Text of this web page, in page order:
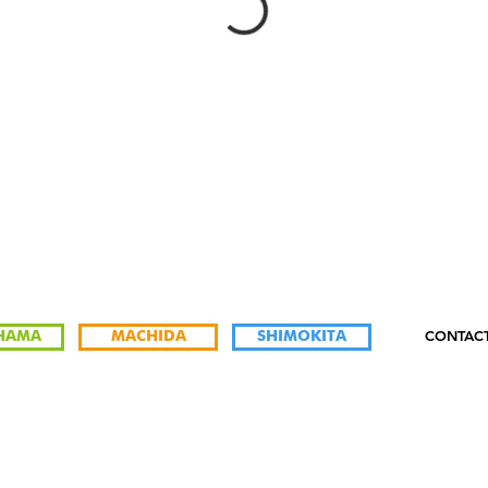
MACHIDA SHIMOKITA